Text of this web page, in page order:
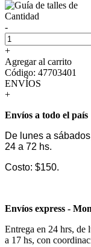
Cantidad
-
+
Agregar al carrito
Código: 47703401
ENVÍOS
+
Envíos a todo el país
De lunes a
24 a 72 hs.
Costo: $150.
Envíos express -
Entrega en 24 hrs, de
a 17 hs, con